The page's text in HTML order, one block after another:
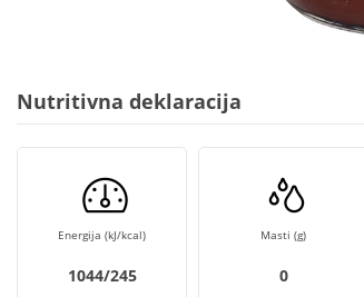
Nutritivna deklaracija
Energija (kJ/kcal)
1044/245
Masti (g)
0